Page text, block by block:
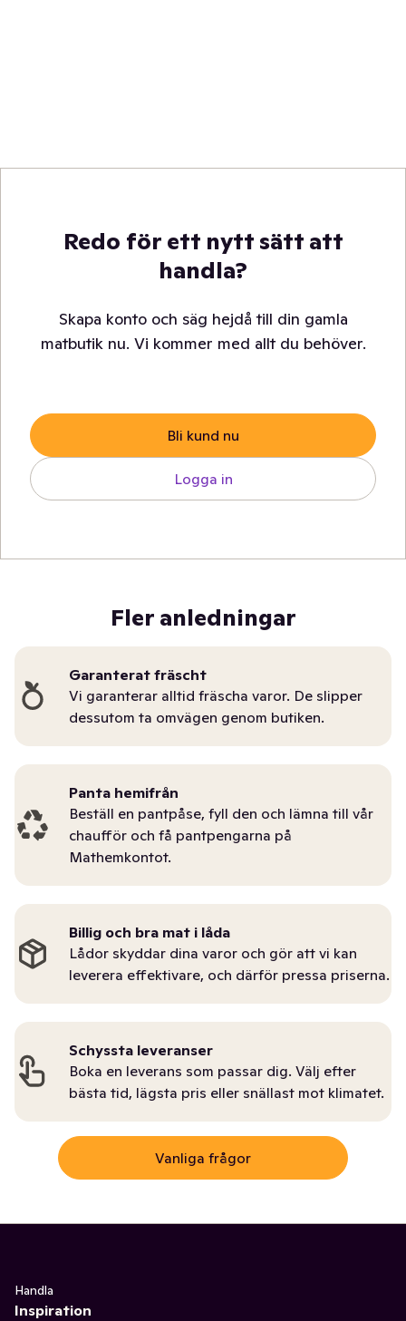
Redo för ett nytt sätt att
handla?
Skapa konto och säg hejdå till din gamla
matbutik nu. Vi kommer med allt du behöver.
Bli kund nu
Logga in
Fler anledningar
Garanterat fräscht
Vi garanterar alltid fräscha varor. De slipper
dessutom ta omvägen genom butiken.
Panta hemifrån
Beställ en pantpåse, fyll den och lämna till vår
chaufför och få pantpengarna på
Mathemkontot.
Billig och bra mat i låda
Lådor skyddar dina varor och gör att vi kan
leverera effektivare, och därför pressa priserna.
Schyssta leveranser
Boka en leverans som passar dig. Välj efter
bästa tid, lägsta pris eller snällast mot klimatet.
Vanliga frågor
Handla
Inspiration